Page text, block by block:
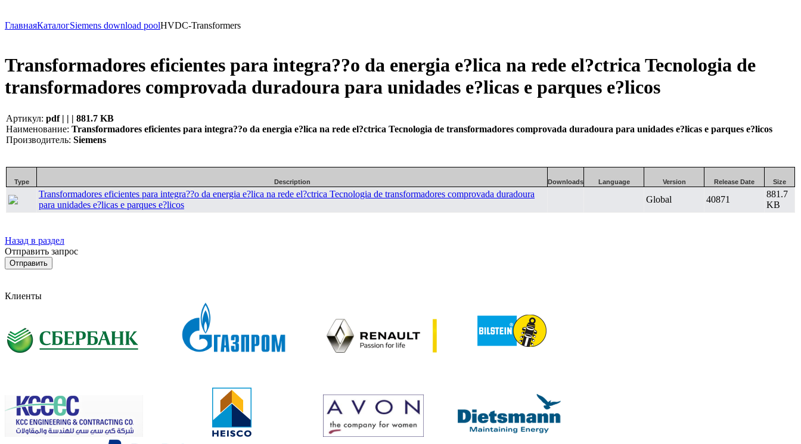
ГлавнаяКаталогSiemens download poolHVDC-Transformers
Transformadores eficientes para integra??o da energia e?lica na rede el?ctrica Tecnologia de
transformadores comprovada duradoura para unidades e?licas e parques e?licos
Артикул: pdf | | | 881.7 KB
Наименование: Transformadores eficientes para integra??o da energia e?lica na rede el?ctrica Tecnologia de transformadores comprovada duradoura para unidades e?licas e parques e?licos
Производитель: Siemens
Type Description Downloads Language Version Release Date Size
Transformadores eficientes para integra??o da energia e?lica na rede el?ctrica Tecnologia de transformadores comprovada duradoura
para unidades e?licas e parques e?licos
Global 40871
881.7
KB
Назад в раздел
Отправить запрос
Клиенты